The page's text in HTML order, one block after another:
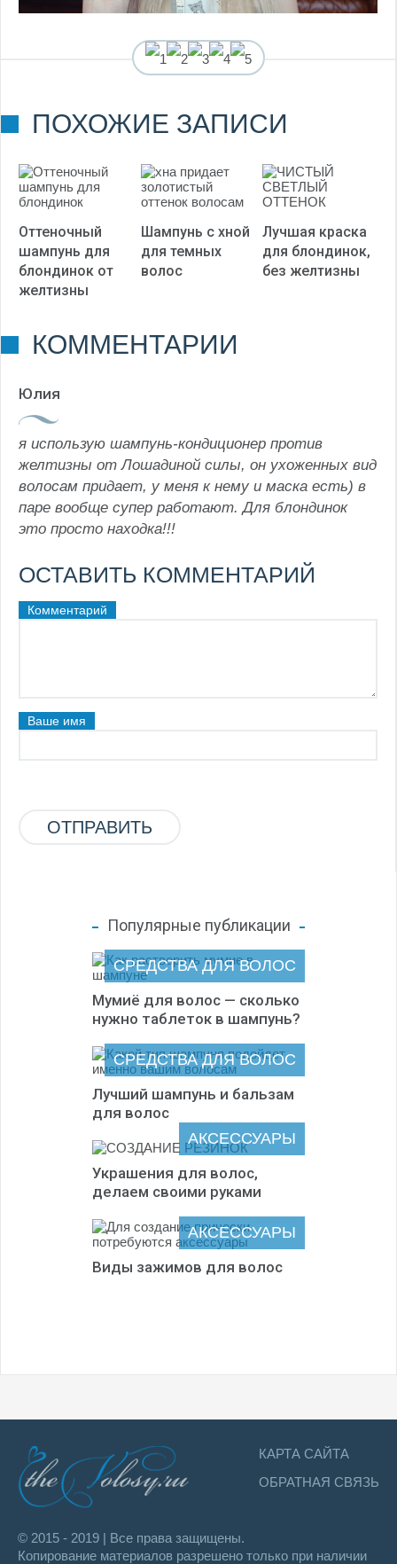
3,00из 5)
ПОХОЖИЕ ЗАПИСИ
Оттеночный
шампунь для
блондинок от
желтизны
Шампунь с хной
для темных
волос
Лучшая краска
для блондинок,
без желтизны
КОММЕНТАРИИ
Юлия
я использую шампунь-кондиционер против
желтизны от Лошадиной силы, он ухоженных вид
волосам придает, у меня к нему и маска есть) в
паре вообще супер работают. Для блондинок
это просто находка!!!
ОСТАВИТЬ КОММЕНТАРИЙ
Комментарий
Ваше имя
Популярные публикации
СРЕДСТВА ДЛЯ ВОЛОС
Мумиё для волос — сколько
нужно таблеток в шампунь?
СРЕДСТВА ДЛЯ ВОЛОС
Лучший шампунь и бальзам
для волос
АКСЕССУАРЫ
Украшения для волос,
делаем своими руками
АКСЕССУАРЫ
Виды зажимов для волос
© 2015 - 2019 | Все права защищены.
Копирование материалов разрешено только при наличии
КАРТА САЙТА
ОБРАТНАЯ СВЯЗЬ